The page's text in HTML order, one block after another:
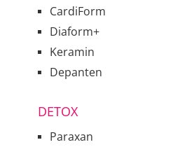
CardiForm
Diaform+
Keramin
Depanten
DETOX
Paraxan